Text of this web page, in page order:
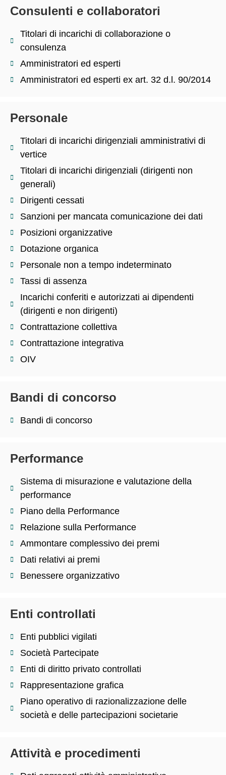
Consulenti e collaboratori
Titolari di incarichi di collaborazione o
consulenza
Amministratori ed esperti
Amministratori ed esperti ex art. 32 d.l. 90/2014
Personale
Titolari di incarichi dirigenziali amministrativi di
vertice
Titolari di incarichi dirigenziali (dirigenti non
generali)
Dirigenti cessati
Sanzioni per mancata comunicazione dei dati
Posizioni organizzative
Dotazione organica
Personale non a tempo indeterminato
Tassi di assenza
Incarichi conferiti e autorizzati ai dipendenti
(dirigenti e non dirigenti)
Contrattazione collettiva
Contrattazione integrativa
OIV
Bandi di concorso
Bandi di concorso
Performance
Sistema di misurazione e valutazione della
performance
Piano della Performance
Relazione sulla Performance
Ammontare complessivo dei premi
Dati relativi ai premi
Benessere organizzativo
Enti controllati
Enti pubblici vigilati
Società Partecipate
Enti di diritto privato controllati
Rappresentazione grafica
Piano operativo di razionalizzazione delle
società e delle partecipazioni societarie
Attività e procedimenti